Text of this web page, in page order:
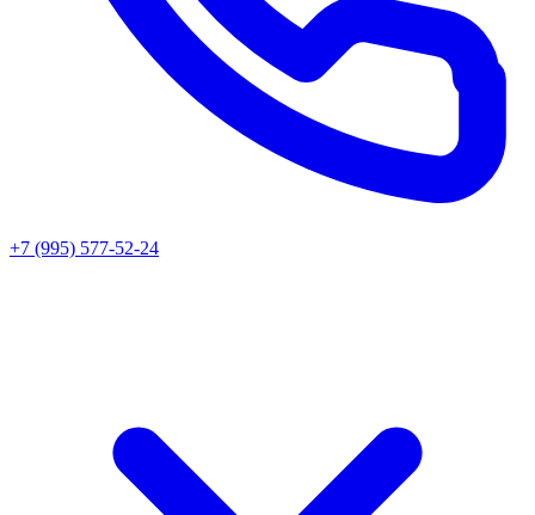
+7 (995) 577-52-24